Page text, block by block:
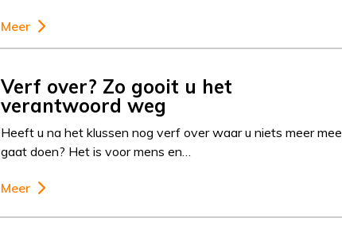
Meer
Verf over? Zo gooit u het
verantwoord weg
Heeft u na het klussen nog verf over waar u niets meer mee
gaat doen? Het is voor mens en…
Meer